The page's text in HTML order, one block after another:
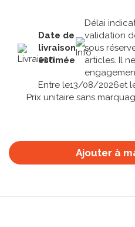
Date de
livraison
estimée
Délai
validation
sous
articles. Il
Entre le13/08/2026et
Prix unitaire sans
Ajouter à